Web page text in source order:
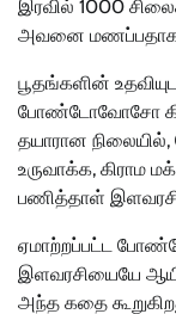
இரவில் 1000
அவனை மணப்பதாக
பூதங்களின்
போண்டோவோசோ
தயாரான
உருவாக்க, கிராம
பணித்தாள்
ஏமாற்றப்பட்ட
இளவரசியையே
அந்த கதை